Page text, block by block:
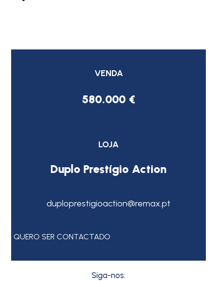
VENDA
580.000 €
LOJA
Duplo Prestígio Action
duploprestigioaction@remax.pt
QUERO SER CONTACTADO
Siga-nos: